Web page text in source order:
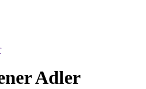
Adler